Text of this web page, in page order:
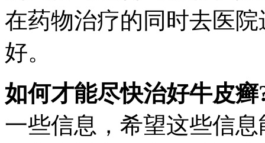
在药物治疗的同时去医
好。
如何才能尽快治好牛皮癣
一些信息，希望这些信